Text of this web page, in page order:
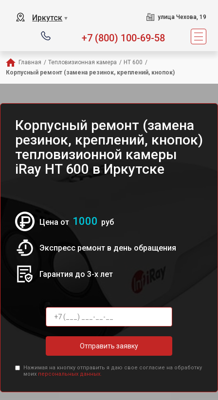
Иркутск ▼ улица Чехова, 19
+7 (800) 100-69-58
Главная / Тепловизионная камера / HT 600 /
Корпусный ремонт (замена резинок, креплений, кнопок)
Корпусный ремонт (замена
резинок, креплений, кнопок)
тепловизионной камеры
iRay HT 600 в Иркутске
Цена от 1000 руб
Экспресс ремонт в день обращения
Гарантия до 3-х лет
Отправить заявку
Нажимая на кнопку отправить я даю свое согласие на обработку
моих персональных данных.